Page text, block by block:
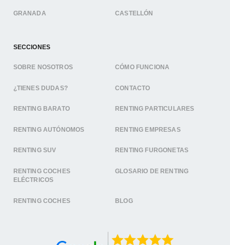
GRANADA CASTELLÓN
SECCIONES
SOBRE NOSOTROS CÓMO FUNCIONA
¿TIENES DUDAS? CONTACTO
RENTING BARATO RENTING PARTICULARES
RENTING AUTÓNOMOS RENTING EMPRESAS
RENTING SUV RENTING FURGONETAS
RENTING COCHES
ELÉCTRICOS
GLOSARIO DE RENTING
RENTING COCHES BLOG